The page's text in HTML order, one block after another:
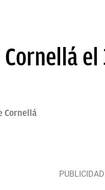
el
Cornellá